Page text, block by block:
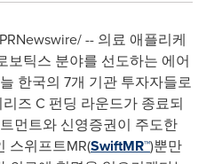
-- 의료 애플리케
보틱스 분야를 선도하는 에어
한국의 7개 기관 투자자들로
즈 C 펀딩 라운드가 종료되
먼트와 신영증권이 주도한
스위프트MR(SwiftMR™)뿐만